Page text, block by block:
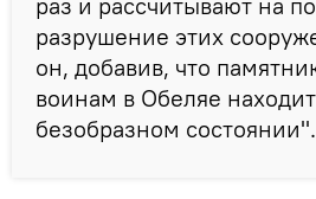
разрушение этих
он, добавив, что
воинам в Обеляе
безобразном состоянии".